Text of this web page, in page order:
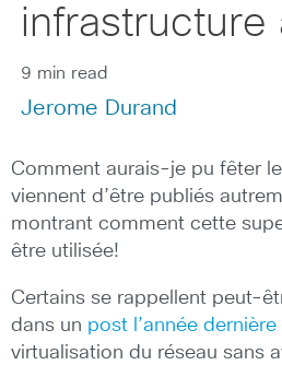
infrastructure
9 min read
Jerome Durand
Comment aurais-je pu fêter
viennent d’être publiés
montrant comment cette
être utilisée!
Certains se rappellent peut-
dans un post l’année dernière
virtualisation du réseau sans